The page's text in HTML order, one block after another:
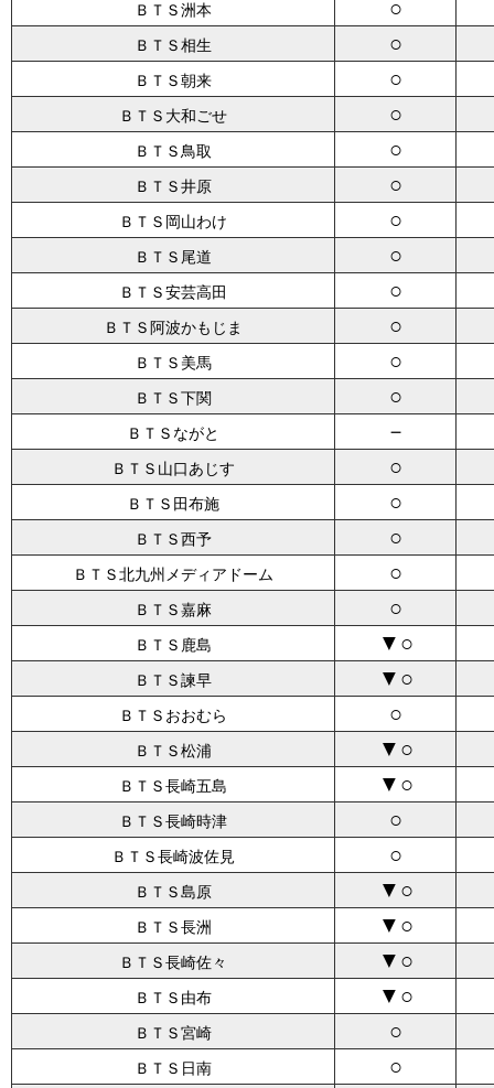
ＢＴＳ洲本 ○
ＢＴＳ相生 ○
ＢＴＳ朝来 ○
ＢＴＳ大和ごせ ○
ＢＴＳ鳥取 ○
ＢＴＳ井原 ○
ＢＴＳ岡山わけ ○
ＢＴＳ尾道 ○
ＢＴＳ安芸高田 ○
ＢＴＳ阿波かもじま ○
ＢＴＳ美馬 ○
ＢＴＳ下関 ○
ＢＴＳながと －
ＢＴＳ山口あじす ○
ＢＴＳ田布施 ○
ＢＴＳ西予 ○
ＢＴＳ北九州メディアドーム ○
ＢＴＳ嘉麻 ○
ＢＴＳ鹿島 ▼○
ＢＴＳ諫早 ▼○
ＢＴＳおおむら ○
ＢＴＳ松浦 ▼○
ＢＴＳ長崎五島 ▼○
ＢＴＳ長崎時津 ○
ＢＴＳ長崎波佐見 ○
ＢＴＳ島原 ▼○
ＢＴＳ長洲 ▼○
ＢＴＳ長崎佐々 ▼○
ＢＴＳ由布 ▼○
ＢＴＳ宮崎 ○
ＢＴＳ日南 ○